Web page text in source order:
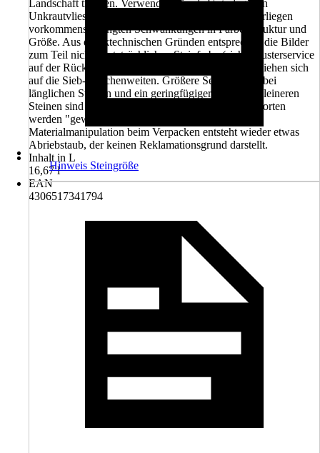
Landschaft trennen. Verwenden Sie als Unterlage ein
Unkrautvlies., Achtung: Unsere Naturprodukte unterliegen
vorkommensbedingten Schwankungen in Farbe, Struktur und
Größe. Aus drucktechnischen Gründen entsprechen die Bilder
zum Teil nicht der tatsächlichen Steinfarbe (siehe Musterservice
auf der Rückseite). Die Angaben zur Steingröße beziehen sich
auf die Sieb-Maschenweiten. Größere Seitenlängen bei
länglichen Steinen und ein geringfügiger Anteil an kleineren
Steinen sind siebtechnisch nicht vermeidbar. Viele Sorten
werden "gewaschen" ausgeliefert. Durch die
Materialmanipulation beim Verpacken entsteht wieder etwas
Abriebstaub, der keinen Reklamationsgrund darstellt.
Inhalt in L
16,67 l
EAN
4306517341794
Hinweis Steingröße